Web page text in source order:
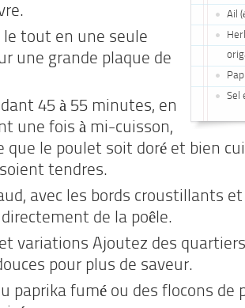
Ail
Sel
le tout en une seule
une grande plaque de
45 à 55 minutes, en
une fois à mi-cuisson,
que le poulet soit doré et bien
tendres.
avec les bords croustillants
de la poêle.
variations Ajoutez des
pour plus de saveur.
paprika fumé ou des flocons de